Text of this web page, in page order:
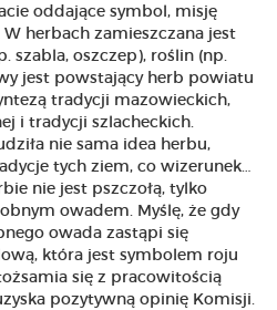
oddające symbol, misję
herbach zamieszczana jest
szabla, oszczep), roślin (np.
jest powstający herb powiatu
tradycji mazowieckich,
i tradycji szlacheckich.
nie sama idea herbu,
tych ziem, co wizerunek…
nie jest pszczołą, tylko
owadem. Myślę, że gdy
owada zastąpi się
która jest symbolem roju
się z pracowitością
pozytywną opinię Komisji.